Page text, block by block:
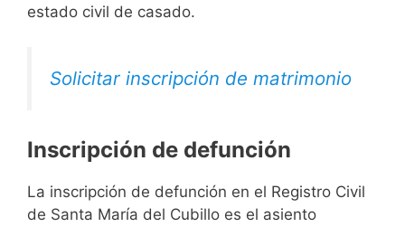
estado civil de casado.
Solicitar inscripción de matrimonio
Inscripción de defunción
La inscripción de defunción en el Registro Civil
de Santa María del Cubillo es el asiento